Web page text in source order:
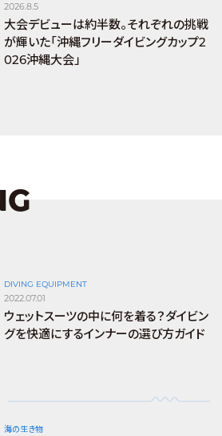
2026.8.5
大会デビューは約半数。それぞれの挑戦
が輝いた「沖縄フリーダイビングカップ2
026沖縄大会」
DIVING EQUIPMENT
2022.07.01
ウェットスーツの中に何を着る？ダイビン
グを快適にするインナーの選び方ガイド
海の生き物